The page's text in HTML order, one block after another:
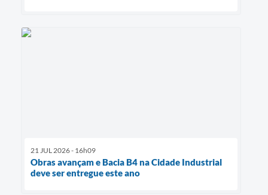
21 JUL 2026 - 16h09
Obras avançam e Bacia B4 na Cidade Industrial
deve ser entregue este ano